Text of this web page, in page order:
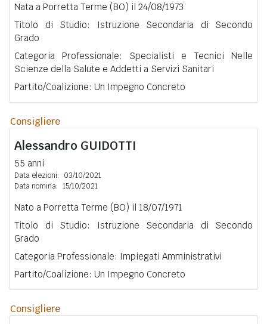
Nata a Porretta Terme (BO) il 24/08/1973
Titolo di Studio: Istruzione Secondaria di Secondo
Grado
Categoria Professionale: Specialisti e Tecnici Nelle
Scienze della Salute e Addetti a Servizi Sanitari
Partito/Coalizione: Un Impegno Concreto
Consigliere
Alessandro GUIDOTTI
55 anni
Data elezioni:
03/10/2021
Data nomina: 15/10/2021
Nato a Porretta Terme (BO) il 18/07/1971
Titolo di Studio: Istruzione Secondaria di Secondo
Grado
Categoria Professionale: Impiegati Amministrativi
Partito/Coalizione: Un Impegno Concreto
Consigliere